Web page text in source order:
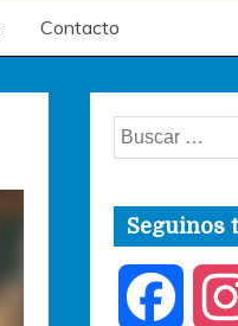
Contacto
Buscar:
Seguinos